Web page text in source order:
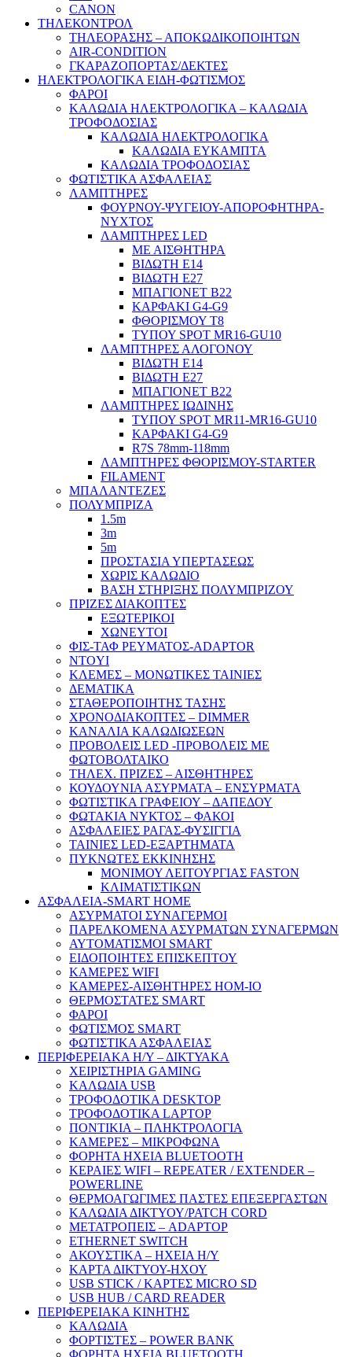
CANON
ΤΗΛΕΚΟΝΤΡΟΛ
ΤΗΛΕΟΡΑΣΗΣ – ΑΠΟΚΩΔΙΚΟΠΟΙΗΤΩΝ
AIR-CONDITION
ΓΚΑΡΑΖΟΠΟΡΤΑΣ/ΔΕΚΤΕΣ
ΗΛΕΚΤΡΟΛΟΓΙΚΑ ΕΙΔΗ-ΦΩΤΙΣΜΟΣ
ΦΑΡΟΙ
ΚΑΛΩΔΙΑ ΗΛΕΚΤΡΟΛΟΓΙΚΑ – ΚΑΛΩΔΙΑ
ΤΡΟΦΟΔΟΣΙΑΣ
ΚΑΛΩΔΙΑ ΗΛΕΚΤΡΟΛΟΓΙΚΑ
ΚΑΛΩΔΙΑ ΕΥΚΑΜΠΤΑ
ΚΑΛΩΔΙΑ ΤΡΟΦΟΔΟΣΙΑΣ
ΦΩΤΙΣΤΙΚΑ ΑΣΦΑΛΕΙΑΣ
ΛΑΜΠΤΗΡΕΣ
ΦΟΥΡΝΟΥ-ΨΥΓΕΙΟΥ-ΑΠΟΡΟΦΗΤΗΡΑ-
ΝΥΧΤΟΣ
ΛΑΜΠΤΗΡΕΣ LED
ΜΕ ΑΙΣΘΗΤΗΡΑ
ΒΙΔΩΤΗ Ε14
ΒΙΔΩΤΗ Ε27
ΜΠΑΓΙΟΝΕΤ Β22
ΚΑΡΦΑΚΙ G4-G9
ΦΘΟΡΙΣΜΟΥ Τ8
ΤΥΠΟΥ SPOT MR16-GU10
ΛΑΜΠΤΗΡΕΣ ΑΛΟΓΟΝΟΥ
ΒΙΔΩΤΗ Ε14
ΒΙΔΩΤΗ Ε27
ΜΠΑΓΙΟΝΕΤ Β22
ΛΑΜΠΤΗΡΕΣ ΙΩΔΙΝΗΣ
ΤΥΠΟΥ SPOT MR11-MR16-GU10
ΚΑΡΦΑΚΙ G4-G9
R7S 78mm-118mm
ΛΑΜΠΤΗΡΕΣ ΦΘΟΡΙΣΜΟΥ-STARTER
FILAMENT
ΜΠΑΛΑΝΤΕΖΕΣ
ΠΟΛΥΜΠΡΙΖΑ
1.5m
3m
5m
ΠΡΟΣΤΑΣΙΑ ΥΠΕΡΤΑΣΕΩΣ
ΧΩΡΙΣ ΚΑΛΩΔΙΟ
ΒΑΣΗ ΣΤΗΡΙΞΗΣ ΠΟΛΥΜΠΡΙΖΟΥ
ΠΡΙΖΕΣ ΔΙΑΚΟΠΤΕΣ
ΕΞΩΤΕΡΙΚΟΙ
ΧΩΝΕΥΤΟΙ
ΦΙΣ-ΤΑΦ ΡΕΥΜΑΤΟΣ-ADAPTOR
NTOYI
ΚΛΕΜΕΣ – ΜΟΝΩΤΙΚΕΣ ΤΑΙΝΙΕΣ
ΔΕΜΑΤΙΚΑ
ΣΤΑΘΕΡΟΠΟΙΗΤΗΣ ΤΑΣΗΣ
ΧΡΟΝΟΔΙΑΚΟΠΤΕΣ – DIMMER
ΚΑΝΑΛΙΑ ΚΑΛΩΔΙΩΣΕΩΝ
ΠΡΟΒΟΛΕΙΣ LED -ΠΡΟΒΟΛΕΙΣ ΜΕ
ΦΩΤΟΒΟΛΤΑΙΚΟ
ΤΗΛΕΧ. ΠΡΙΖΕΣ – ΑΙΣΘΗΤΗΡΕΣ
ΚΟΥΔΟΥΝΙΑ ΑΣΥΡΜΑΤΑ – ΕΝΣΥΡΜΑΤΑ
ΦΩΤΙΣΤΙΚΑ ΓΡΑΦΕΙΟΥ – ΔΑΠΕΔΟΥ
ΦΩΤΑΚΙΑ ΝΥΚΤΟΣ – ΦΑΚΟΙ
ΑΣΦΑΛΕΙΕΣ ΡΑΓΑΣ-ΦΥΣΙΓΓΙΑ
ΤΑΙΝΙΕΣ LED-ΕΞΑΡΤΗΜΑΤΑ
ΠΥΚΝΩΤΕΣ ΕΚΚΙΝΗΣΗΣ
ΜΟΝΙΜΟΥ ΛΕΙΤΟΥΡΓΙΑΣ FASTON
ΚΛΙΜΑΤΙΣΤΙΚΩΝ
ΑΣΦΑΛΕΙΑ-SMART HOME
ΑΣΥΡΜΑΤΟΙ ΣΥΝΑΓΕΡΜΟΙ
ΠΑΡΕΛΚΟΜΕΝΑ ΑΣΥΡΜΑΤΩΝ ΣΥΝΑΓΕΡΜΩΝ
ΑΥΤΟΜΑΤΙΣΜΟΙ SMART
ΕΙΔΟΠΟΙΗΤΕΣ ΕΠΙΣΚΕΠΤΟΥ
ΚΑΜΕΡΕΣ WIFI
ΚΑΜΕΡΕΣ-ΑΙΣΘΗΤΗΡΕΣ ΗΟΜ-ΙΟ
ΘΕΡΜΟΣΤΑΤΕΣ SMART
ΦΑΡΟΙ
ΦΩΤΙΣΜΟΣ SMART
ΦΩΤΙΣΤΙΚΑ ΑΣΦΑΛΕΙΑΣ
ΠΕΡΙΦΕΡΕΙΑΚΑ Η/Υ – ΔΙΚΤΥΑΚΑ
ΧΕΙΡΙΣΤΗΡΙΑ GAMING
ΚΑΛΩΔΙΑ USB
ΤΡΟΦΟΔΟΤΙΚΑ DESKTOP
ΤΡΟΦΟΔΟΤΙΚΑ LAPTOP
ΠΟΝΤΙΚΙΑ – ΠΛΗΚΤΡΟΛΟΓΙΑ
ΚΑΜΕΡΕΣ – ΜΙΚΡΟΦΩΝΑ
ΦΟΡΗΤΑ ΗΧΕΙΑ BLUETOOTH
ΚΕΡΑΙΕΣ WIFI – REPEATER / EXTENDER –
POWERLINE
ΘΕΡΜΟΑΓΩΓΙΜΕΣ ΠΑΣΤΕΣ ΕΠΕΞΕΡΓΑΣΤΩΝ
ΚΑΛΩΔΙΑ ΔΙΚΤΥΟΥ/PATCH CORD
ΜΕΤΑΤΡΟΠΕΙΣ – ADAPTOP
ETHERNET SWITCH
ΑΚΟΥΣΤΙΚΑ – ΗΧΕΙΑ H/Y
ΚΑΡΤΑ ΔΙΚΤΥΟΥ-ΗΧΟΥ
USB STICK / ΚΑΡΤΕΣ MICRO SD
USB HUB / CARD READER
ΠΕΡΙΦΕΡΕΙΑΚΑ ΚΙΝΗΤΗΣ
ΚΑΛΩΔΙΑ
ΦΟΡΤΙΣΤΕΣ – POWER BANK
ΦΟΡΗΤΑ ΗΧΕΙΑ BLUETOOTH